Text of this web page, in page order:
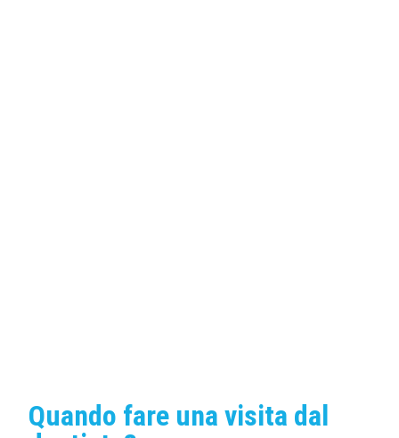
Quando fare una visita dal